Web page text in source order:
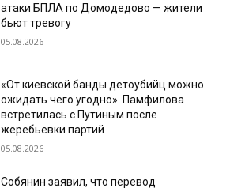
атаки БПЛА по Домодедово — жители
бьют тревогу
05.08.2026
«От киевской банды детоубийц можно
ожидать чего угодно». Памфилова
встретилась с Путиным после
жеребьевки партий
05.08.2026
Собянин заявил, что перевод